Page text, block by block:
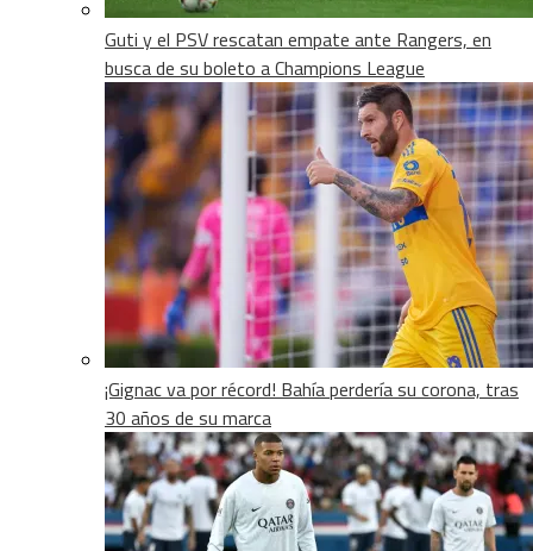
Guti y el PSV rescatan empate ante Rangers, en
busca de su boleto a Champions League
¡Gignac va por récord! Bahía perdería su corona, tras
30 años de su marca